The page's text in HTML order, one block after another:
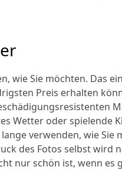
wie Sie möchten. Das
Preis erhalten
Wetter oder spielende
verwenden, wie Sie
des Fotos selbst wird
nur schön ist, wenn es